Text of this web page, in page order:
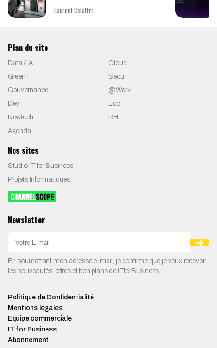
Laurent Delattre
Plan du site
Data / IA
Cloud
Green IT
Secu
Gouvernance
@Work
Dev
Eco
Newtech
RH
Agenda
Nos sites
Studio IT for Business
Projets Informatiques
Newsletter
En soumettant mon adresse e-mail, je confirme que je veux recevoir
les nouveautés, offres et bon plans de ITforBusiness.
Politique de Confidentialité
Mentions légales
Équipe commerciale
IT for Business
Abonnement